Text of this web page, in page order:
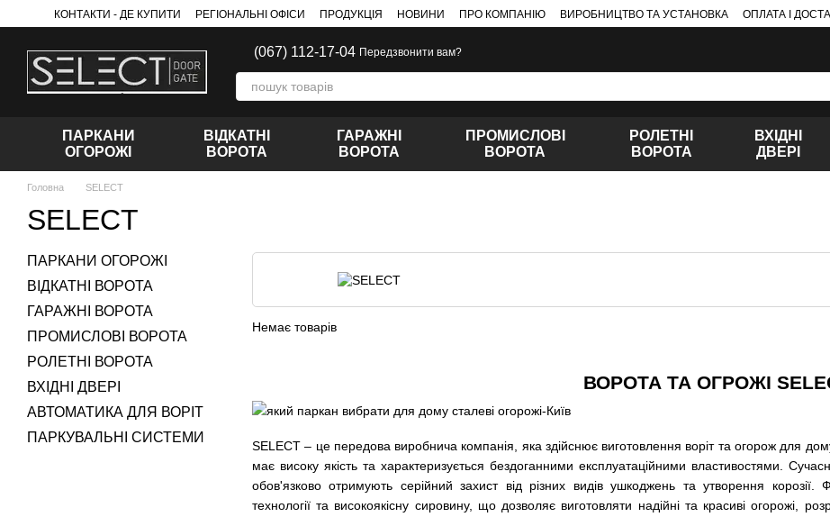
Перейти до основного контенту
КОНТАКТИ - ДЕ КУПИТИ РЕГІОНАЛЬНІ ОФІСИ ПРОДУКЦІЯ НОВИНИ ПРО КОМПАНІЮ ВИРОБНИЦТВО ТА УСТАНОВКА ОПЛАТА І
(067) 112-17-04 Передзвонити вам?
ПАРКАНИ
ОГОРОЖІ
ВІДКАТНІ
ВОРОТА
ГАРАЖНІ
ВОРОТА
ПРОМИСЛОВІ
ВОРОТА
РОЛЕТНІ
ВОРОТА
ВХІДНІ
ДВЕРІ
Головна SELECT
SELECT
ВОРОТА ТА ОГРОЖІ
SELECT – це передова виробнича компанія, яка здійснює виготовлення воріт та огорож для
має високу якість та характеризується бездоганними експлуатаційними властивостями.
обов'язково отримують серійний захист від різних видів ушкоджень та утворення корозії.
технології та високоякісну сировину, що дозволяє виготовляти надійні та красиві огорожі,
Немає товарів
ПАРКАНИ ОГОРОЖІ
ВІДКАТНІ ВОРОТА
ГАРАЖНІ ВОРОТА
ПРОМИСЛОВІ ВОРОТА
РОЛЕТНІ ВОРОТА
ВХІДНІ ДВЕРІ
АВТОМАТИКА ДЛЯ ВОРІТ
ПАРКУВАЛЬНІ СИСТЕМИ